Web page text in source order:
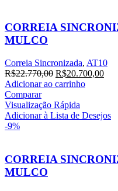
CORREIA
MULCO
Correia Sincronizada, AT10
R$22.770,00 O
preço
era:
R$22.770,00.
R$20.700,00O
Adicionar ao carrinho
Comparar
Visualização Rápida
Adicionar à Lista de Desejos
-9%
CORREIA
MULCO